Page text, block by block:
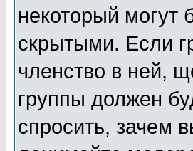
некоторый могут
скрытыми. Если
членство в ней,
группы должен
спросить, зачем